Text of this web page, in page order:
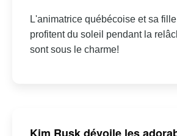
L'animatrice québécoise et sa
profitent du soleil pendant la
sont sous le charme!